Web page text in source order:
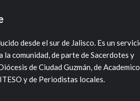
desde el sur de Jalisco. Es un
la comunidad, de parte de Sacerdotes y
de Ciudad Guzmán, de
y de Periodistas locales.